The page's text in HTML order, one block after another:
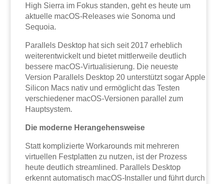
High Sierra im Fokus standen, geht es heute um
aktuelle macOS-Releases wie Sonoma und
Sequoia.
Parallels Desktop hat sich seit 2017 erheblich
weiterentwickelt und bietet mittlerweile deutlich
bessere macOS-Virtualisierung. Die neueste
Version Parallels Desktop 20 unterstützt sogar Apple
Silicon Macs nativ und ermöglicht das Testen
verschiedener macOS-Versionen parallel zum
Hauptsystem.
Die moderne Herangehensweise
Statt komplizierte Workarounds mit mehreren
virtuellen Festplatten zu nutzen, ist der Prozess
heute deutlich streamlined. Parallels Desktop
erkennt automatisch macOS-Installer und führt durch